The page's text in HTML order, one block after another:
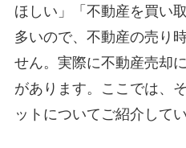
ほしい」「不動産を買い
多いので、不動産の売り
せん。実際に不動産売却
があります。ここでは、
ットについてご紹介して